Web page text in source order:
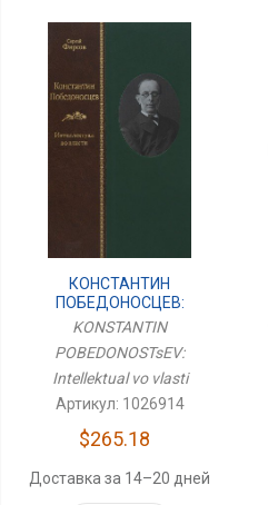
КОНСТАНТИН
ПОБЕДОНОСЦЕВ:
Интеллектуал Во Власти
KONSTANTIN
POBEDONOSTsEV:
Intellektual vo vlasti
Артикул: 1026914
$265.18
Доставка за 14–20 дней